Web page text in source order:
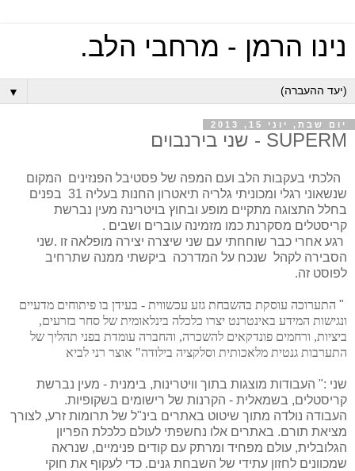
נינו הרמן - מרחבי הלב.
▼
יום שבת, יוני 15, 2013
SUPERM - שני בירנבוים
הלכתי בעקבות הלב ועם המפה של פסטיבל הפנזינים המקום
שנשאוני רגלי ומכוניתי גלריה תיאטרון החנות בעליה 31 בפנים
בחלל התצוגה מתקיים מופע ובחוץ בויטרינה מעין נברשת
קריסטלים מסקרנת כמו מזמינה עוברים ושבים .
רגע אחרי כבר שוחחתי עם שני שיצרה יצירה מופלאה זו .שני
הסבירה לקהל שנכח על המדרכה ביקשתי ממנה שתרחיב
לפוסט זה.
" התערוכה עוסקת בהשבחת גזע עכשווית - בעידן בו פיתוחים מדעיים
ונגישות המידע באינטרנט יצרו כלכלה בינלאומית של סחר בזרעים,
ביציות, ורחמים פונדקאים להשכרה, והחברה עומדת בפני תהליך של
התערבות גנטית מלאכותית וסלקציה בילודה" אוצר רני לביא
שני :" העבודות מוצגות בתוך וויטרינות, בימנית - מעין נברשת
קריסטלים, בשמאלית - הקרנות של רישומים בשקופיות.
העבודה נולדה מתוך שיטוט באתרים בינ"ל של תרומות זרע, לצורך
מציאת תורם. באתרים אלו נחשפתי לעולם כלכלת הפריון
הגלובלית, עולם מפחיד ומרתק עם קודים פנימיים, שנראה
שמכוונים לחזון עתידי של השבחת גנים. כדי לעקוף את חוקי